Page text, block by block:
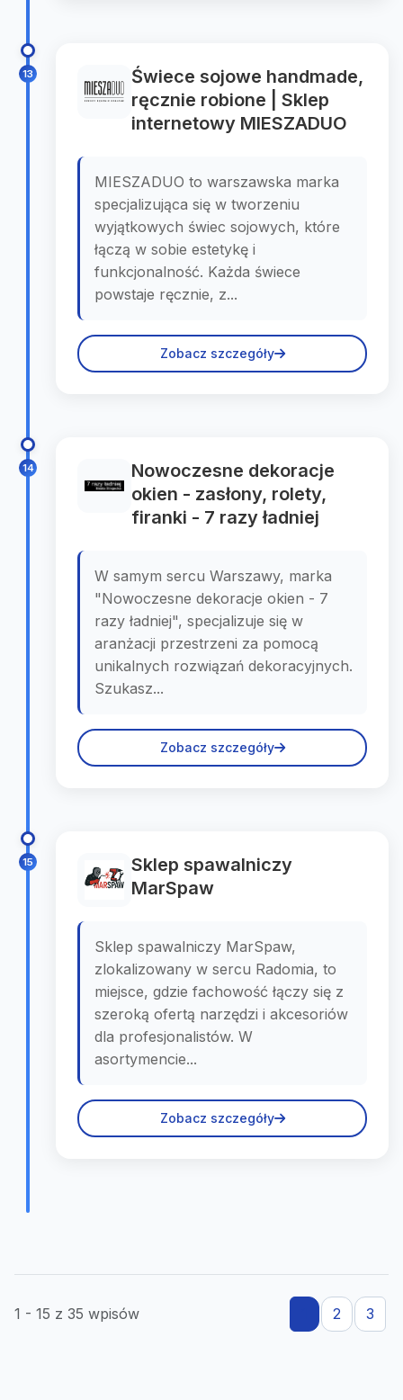
13
Świece sojowe handmade,
ręcznie robione | Sklep
internetowy MIESZADUO
MIESZADUO to warszawska marka
specjalizująca się w tworzeniu
wyjątkowych świec sojowych, które
łączą w sobie estetykę i
funkcjonalność. Każda świece
powstaje ręcznie, z...
Zobacz szczegóły
14
Nowoczesne dekoracje
okien - zasłony, rolety,
firanki - 7 razy ładniej
W samym sercu Warszawy, marka
"Nowoczesne dekoracje okien - 7
razy ładniej", specjalizuje się w
aranżacji przestrzeni za pomocą
unikalnych rozwiązań dekoracyjnych.
Szukasz...
Zobacz szczegóły
15
Sklep spawalniczy
MarSpaw
Sklep spawalniczy MarSpaw,
zlokalizowany w sercu Radomia, to
miejsce, gdzie fachowość łączy się z
szeroką ofertą narzędzi i akcesoriów
dla profesjonalistów. W
asortymencie...
Zobacz szczegóły
1 - 15 z 35 wpisów 2 3